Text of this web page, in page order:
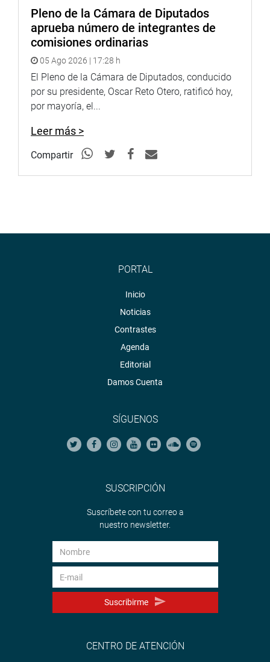
Pleno de la Cámara de Diputados
aprueba número de integrantes de
comisiones ordinarias
05 Ago 2026 | 17:28 h
El Pleno de la Cámara de Diputados, conducido
por su presidente, Oscar Reto Otero, ratificó hoy,
por mayoría, el...
Leer más >
Compartir
PORTAL
Inicio
Noticias
Contrastes
Agenda
Editorial
Damos Cuenta
SÍGUENOS
SUSCRIPCIÓN
Suscríbete con tu correo a
nuestro newsletter.
Suscribirme
CENTRO DE ATENCIÓN